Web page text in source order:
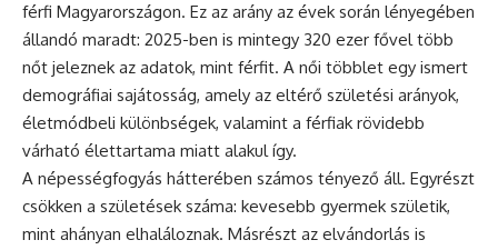
férfi Magyarországon. Ez az arány az évek során lényegében
állandó maradt: 2025-ben is mintegy 320 ezer fővel több
nőt jeleznek az adatok, mint férfit. A női többlet egy ismert
demográfiai sajátosság, amely az eltérő születési arányok,
életmódbeli különbségek, valamint a férfiak rövidebb
várható élettartama miatt alakul így.
A népességfogyás hátterében számos tényező áll. Egyrészt
csökken a születések száma: kevesebb gyermek születik,
mint ahányan elhaláloznak. Másrészt az elvándorlás is